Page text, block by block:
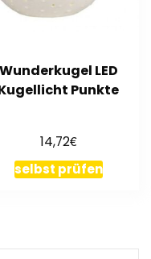
Wunderkugel LED
Punkte
14,72€
selbst prüfen